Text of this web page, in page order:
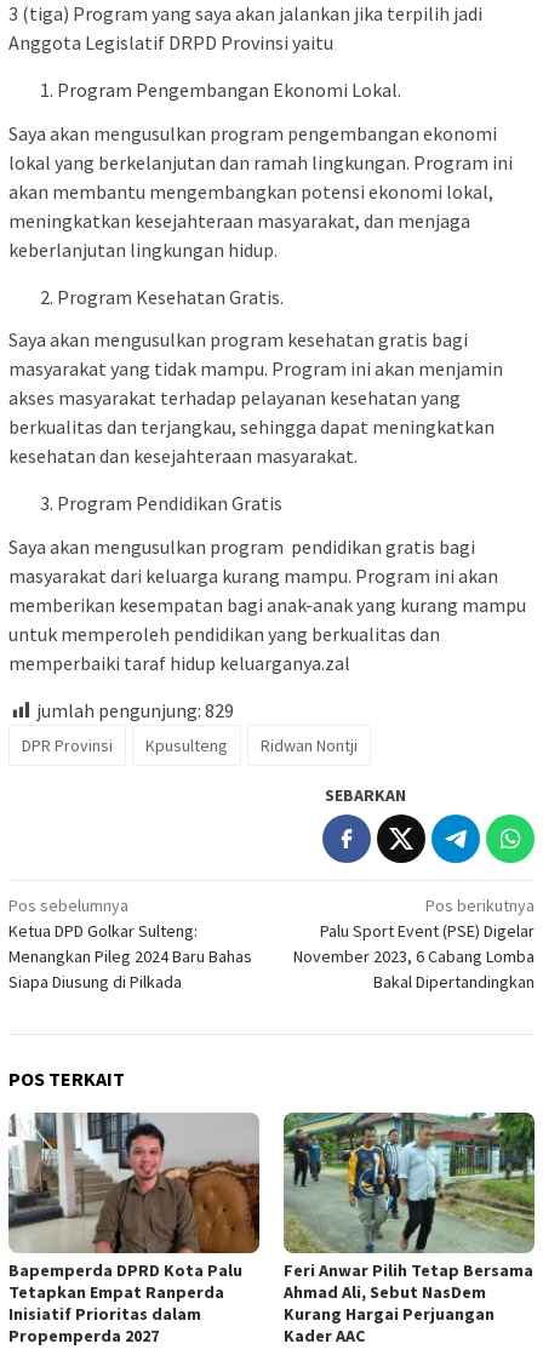
3 (tiga) Program yang saya akan jalankan jika terpilih jadi
Anggota Legislatif DRPD Provinsi yaitu
Program Pengembangan Ekonomi Lokal.
Saya akan mengusulkan program pengembangan ekonomi
lokal yang berkelanjutan dan ramah lingkungan. Program ini
akan membantu mengembangkan potensi ekonomi lokal,
meningkatkan kesejahteraan masyarakat, dan menjaga
keberlanjutan lingkungan hidup.
Program Kesehatan Gratis.
Saya akan mengusulkan program kesehatan gratis bagi
masyarakat yang tidak mampu. Program ini akan menjamin
akses masyarakat terhadap pelayanan kesehatan yang
berkualitas dan terjangkau, sehingga dapat meningkatkan
kesehatan dan kesejahteraan masyarakat.
Program Pendidikan Gratis
Saya akan mengusulkan program pendidikan gratis bagi
masyarakat dari keluarga kurang mampu. Program ini akan
memberikan kesempatan bagi anak-anak yang kurang mampu
untuk memperoleh pendidikan yang berkualitas dan
memperbaiki taraf hidup keluarganya.zal
jumlah pengunjung: 829
DPR Provinsi Kpusulteng Ridwan Nontji
SEBARKAN
Navigasi
pos
Pos sebelumnya
Ketua DPD Golkar Sulteng:
Menangkan Pileg 2024 Baru Bahas
Siapa Diusung di Pilkada
Pos berikutnya
Palu Sport Event (PSE) Digelar
November 2023, 6 Cabang Lomba
Bakal Dipertandingkan
POS TERKAIT
Bapemperda DPRD Kota Palu
Tetapkan Empat Ranperda
Inisiatif Prioritas dalam
Propemperda 2027
Feri Anwar Pilih Tetap Bersama
Ahmad Ali, Sebut NasDem
Kurang Hargai Perjuangan
Kader AAC